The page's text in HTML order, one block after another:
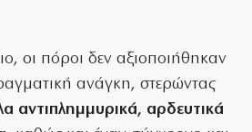
οι πόροι δεν αξιοποιήθηκαν
ανάγκη, στερώντας
αντιπλημμυρικά, αρδευτικά